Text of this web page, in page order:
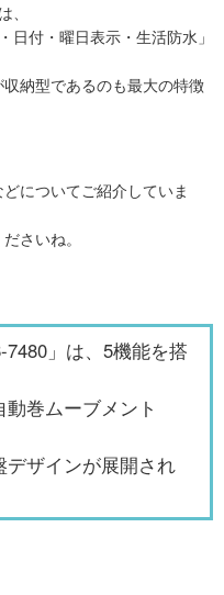
付・曜日表示・生活防水」
納型であるのも最大の特徴
についてご紹介していま
さいね。
7480」は、5機能を搭
動巻ムーブメント
デザインが展開され